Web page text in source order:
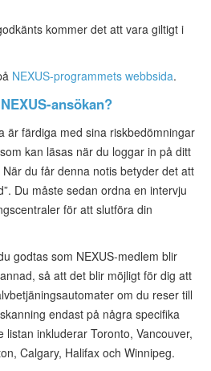
kommer det att vara giltigt i
NEXUS-programmets webbsida.
ansökan?
är färdiga med sina riskbedömningar
kan läsas när du loggar in på ditt
du får denna notis betyder det att
Du måste sedan ordna en intervju
för att slutföra din
godtas som NEXUS-medlem blir
så att det blir möjligt för dig att
om du reser till
endast på några specifika
listan inkluderar Toronto, Vancouver,
Calgary, Halifax och Winnipeg.